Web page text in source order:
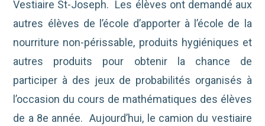
Vestiaire St-Joseph. Les élèves ont demandé aux
autres élèves de l’école d’apporter à l’école de la
nourriture non-périssable, produits hygiéniques et
autres produits pour obtenir la chance de
participer à des jeux de probabilités organisés à
l’occasion du cours de mathématiques des élèves
de a 8e année. Aujourd’hui, le camion du vestiaire